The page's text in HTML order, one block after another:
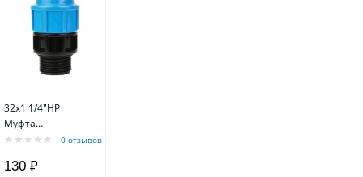
32х1 1/4"НР
Муфта
переходная с
резьбой
0 отзывов
130 ₽